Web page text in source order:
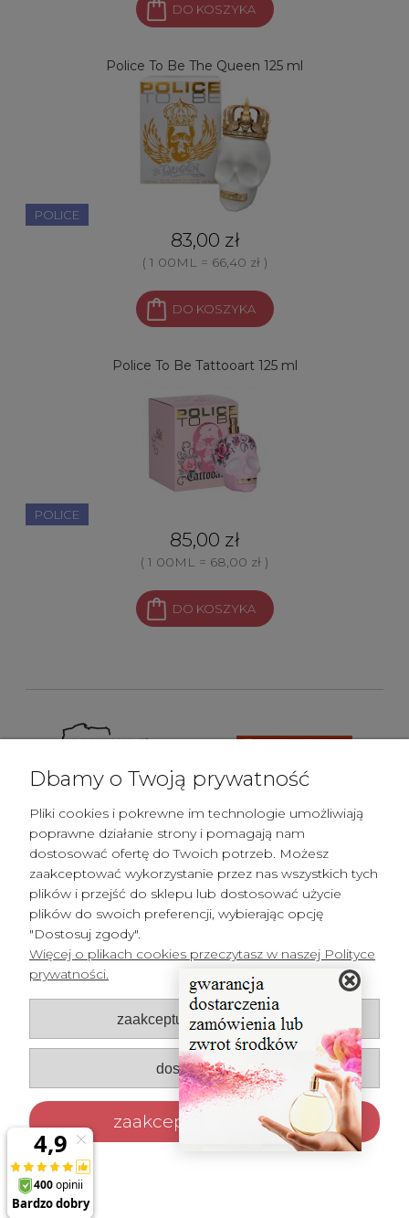
DO KOSZYKA
Police To Be The Queen 125 ml
POLICE
83,00 zł
( 1 00ML = 66,40 zł )
DO KOSZYKA
Police To Be Tattooart 125 ml
POLICE
85,00 zł
( 1 00ML = 68,00 zł )
DO KOSZYKA
Pomoc
Płatności i dostawa
Moje konto
O nas
© Perfumeria Perfumy Marzeń. Wszelkie prawa zastrzeżone.
Dbamy o Twoją prywatność
Pliki cookies i pokrewne im technologie umożliwiają
poprawne działanie strony i pomagają nam
dostosować ofertę do Twoich potrzeb. Możesz
zaakceptować wykorzystanie przez nas wszystkich tych
plików i przejść do sklepu lub dostosować użycie
plików do swoich preferencji, wybierając opcję
"Dostosuj zgody".
Więcej o plikach cookies przeczytasz w naszej Polityce
prywatności.
zaakceptuj tylko niezbędne
dostosuj zgody
zaakceptuj wszystkie